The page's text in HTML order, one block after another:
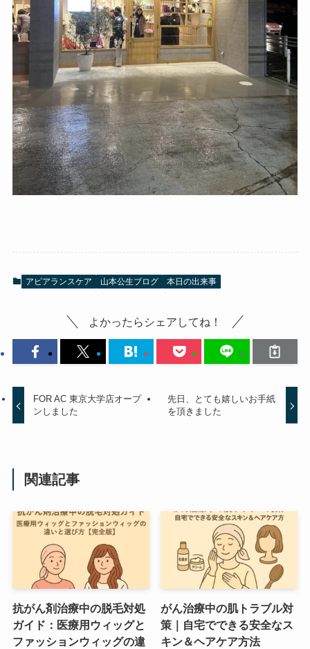
アピアランスケア 山本公生ブログ 本日の出来事
よかったらシェアしてね！
FOR AC 東京大学店オープ
ンしました
先日、とても嬉しいお手紙
を頂きました
関連記事
抗がん剤治療中の脱毛対処
ガイド：医療用ウィッグと
ファッションウィッグの違
がん治療中の肌トラブル対
策｜自宅でできる安全なス
キン＆ヘアケア方法